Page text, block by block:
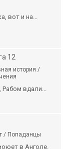
вот и на...
12
история /
вдали...
/ Попаданцы
в Анголе.